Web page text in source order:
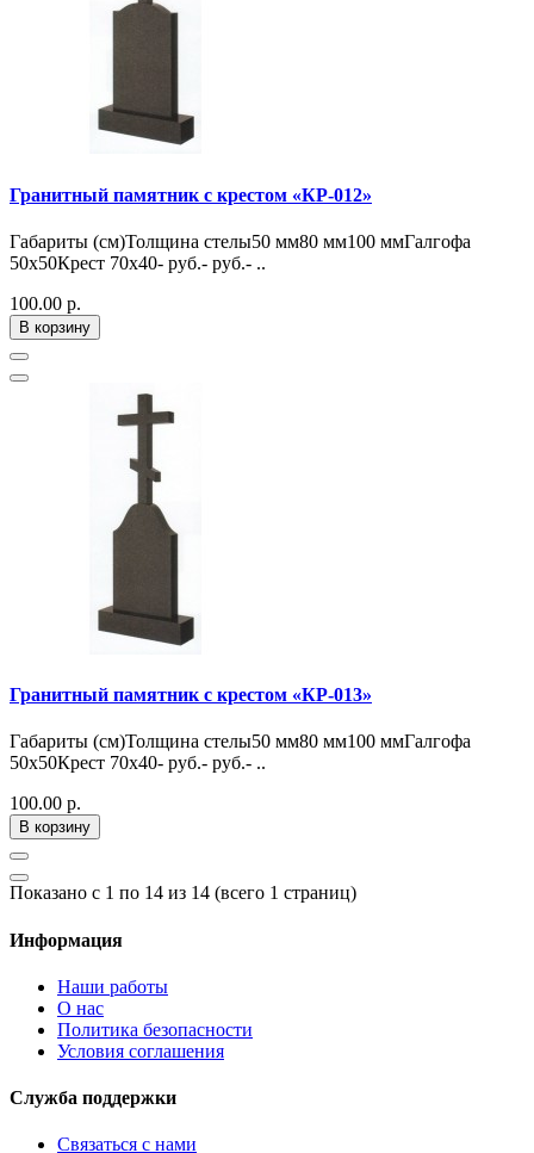
Гранитный памятник с крестом «КР-012»
Габариты (см)Толщина стелы50 мм80 мм100 ммГалгофа
50х50Крест 70х40- руб.- руб.- ..
100.00 р.
В корзину
Гранитный памятник с крестом «КР-013»
Габариты (см)Толщина стелы50 мм80 мм100 ммГалгофа
50х50Крест 70х40- руб.- руб.- ..
100.00 р.
В корзину
Показано с 1 по 14 из 14 (всего 1 страниц)
Информация
Наши работы
О нас
Политика безопасности
Условия соглашения
Служба поддержки
Связаться с нами